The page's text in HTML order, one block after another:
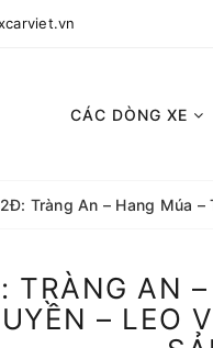
CÁC DÒNG XE
Tràng An – Hang Múa
AN
– LEO